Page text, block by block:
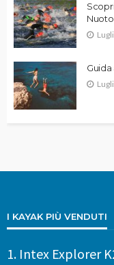
Nuoto
Guida
I KAYAK PIÙ VENDUTI
1. Intex Explorer